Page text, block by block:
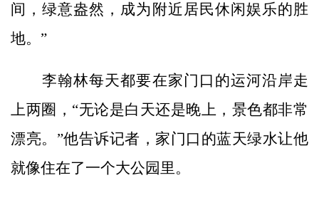
间，绿意盎然，成为附近居民休闲娱乐的胜
地。”
李翰林每天都要在家门口的运河沿岸走
上两圈，“无论是白天还是晚上，景色都非常
漂亮。”他告诉记者，家门口的蓝天绿水让他
就像住在了一个大公园里。